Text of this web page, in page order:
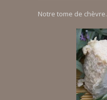
Notre tome de chèvre.